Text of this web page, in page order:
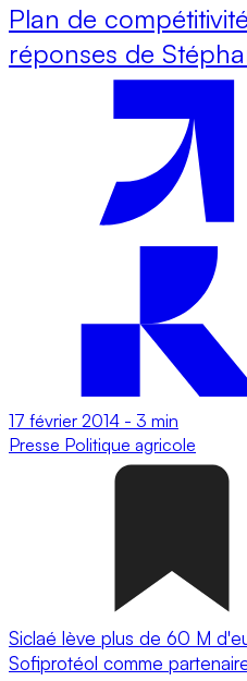
Plan de
réponses de
17 février 2014 - 3 min
Presse Politique agricole
Siclaé lève plus de 60 M
Sofiprotéol comme